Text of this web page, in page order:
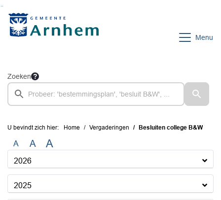
Menu
Zoeken
U bevindt zich hier: Home Vergaderingen Besluiten college B&W
A A A
2026
2025